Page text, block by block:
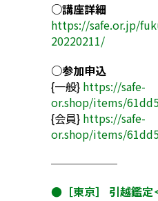
○講座詳細
https://safe.or.jp/
20220211/
○参加申込
{一般} https://safe-
or.shop/items/
{会員} https://safe-
or.shop/items/
──────
●［東京］ 引越鑑